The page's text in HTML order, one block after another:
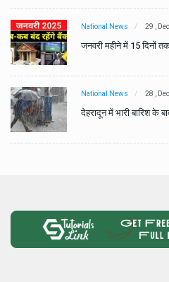
National News 29 ,
जनवरी महीने में 15 दिनों
National News 28 ,
देहरादून में भारी बारिश के